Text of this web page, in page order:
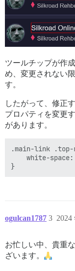
ツールチップが作
め、変更されない
す。
したがって、修正
プロパティを変更
があります。
.main-link
white-space:
ogulcan1787 2024
3
お忙しい中、貴重
ざいます。